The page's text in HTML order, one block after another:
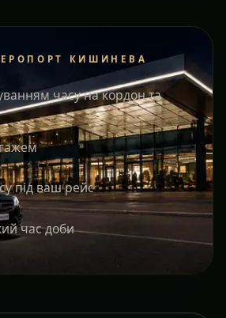
КИШИНЕВА
часу на кордон та
під ваш рейс
час доби